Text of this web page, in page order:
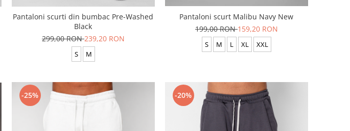
Pantaloni scurti din bumbac Pre-Washed
Black
299,00 RON239,20 RON
S M
Pantaloni scurt Malibu Navy New
199,00 RON159,20 RON
S M L XL XXL
-25% -20%